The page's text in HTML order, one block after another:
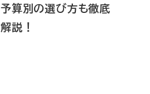
予算別の選び方も徹底
解説！